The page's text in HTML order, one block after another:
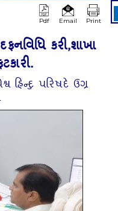
Pdf Email Print
કરી,શાખા
હિન્દુ પરિષદે ઉગ્ર